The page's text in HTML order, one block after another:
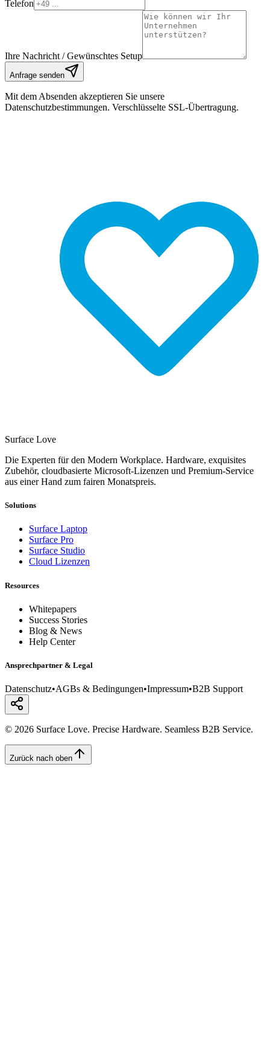
Telefon
Ihre Nachricht / Gewünschtes Setup
Anfrage senden
Mit dem Absenden akzeptieren Sie unsere
Datenschutzbestimmungen. Verschlüsselte SSL-Übertragung.
Surface Love
Die Experten für den Modern Workplace. Hardware, exquisites
Zubehör, cloudbasierte Microsoft-Lizenzen und Premium-Service
aus einer Hand zum fairen Monatspreis.
Solutions
Surface Laptop
Surface Pro
Surface Studio
Cloud Lizenzen
Resources
Whitepapers
Success Stories
Blog & News
Help Center
Ansprechpartner & Legal
Datenschutz•AGBs & Bedingungen•Impressum•B2B Support
© 2026 Surface Love. Precise Hardware. Seamless B2B Service.
Zurück nach oben